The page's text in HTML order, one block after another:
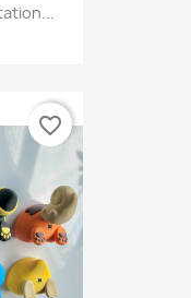
favorite_border